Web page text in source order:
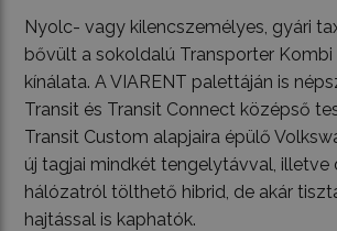
Nyolc- vagy kilencszemélyes, gyári
bővült a sokoldalú Transporter Kombi
kínálata. A VIARENT palettáján is
Transit és Transit Connect középső
Transit Custom alapjaira épülő
új tagjai mindkét tengelytávval, illetve
hálózatról tölthető hibrid, de akár
hajtással is kaphatók.